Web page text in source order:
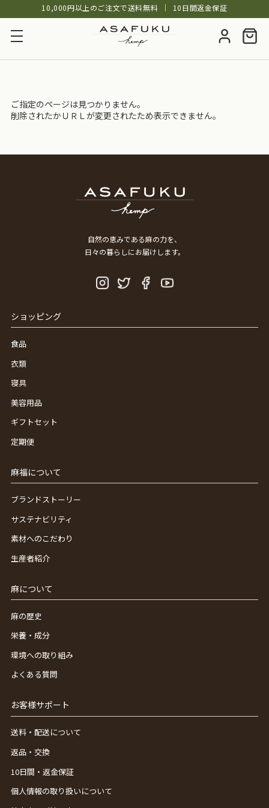
10,000円以上のご注文で送料無料 │ 10日間返金保証
ご指定のページは見つかりません。
削除されたかＵＲＬが変更されたため表示できません。
自然の恵みである麻の力を、
日々の暮らしにお届けします。
ショッピング
食品
衣類
寝具
美容用品
ギフトセット
定期便
麻福について
ブランドストーリー
サステナビリティ
素材へのこだわり
生産者紹介
麻について
麻の歴史
栄養・成分
環境への取り組み
よくある質問
お客様サポート
送料・配送について
返品・交換
10日間・返金保証
個人情報の取り扱いについて